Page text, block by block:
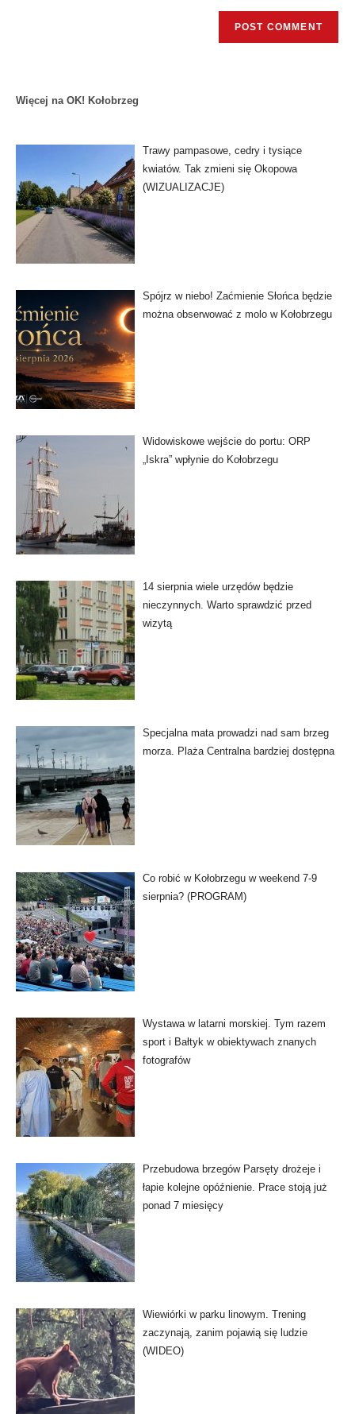
Więcej na OK! Kołobrzeg
Trawy pampasowe, cedry i tysiące
kwiatów. Tak zmieni się Okopowa
(WIZUALIZACJE)
Spójrz w niebo! Zaćmienie Słońca będzie
można obserwować z molo w Kołobrzegu
Widowiskowe wejście do portu: ORP
„Iskra” wpłynie do Kołobrzegu
14 sierpnia wiele urzędów będzie
nieczynnych. Warto sprawdzić przed
wizytą
Specjalna mata prowadzi nad sam brzeg
morza. Plaża Centralna bardziej dostępna
Co robić w Kołobrzegu w weekend 7-9
sierpnia? (PROGRAM)
Wystawa w latarni morskiej. Tym razem
sport i Bałtyk w obiektywach znanych
fotografów
Przebudowa brzegów Parsęty drożeje i
łapie kolejne opóźnienie. Prace stoją już
ponad 7 miesięcy
Wiewiórki w parku linowym. Trening
zaczynają, zanim pojawią się ludzie
(WIDEO)